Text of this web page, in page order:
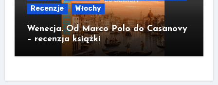
Recenzje
Włochy
Wenecja. Od Marco Polo do Casanovy
– recenzja książki